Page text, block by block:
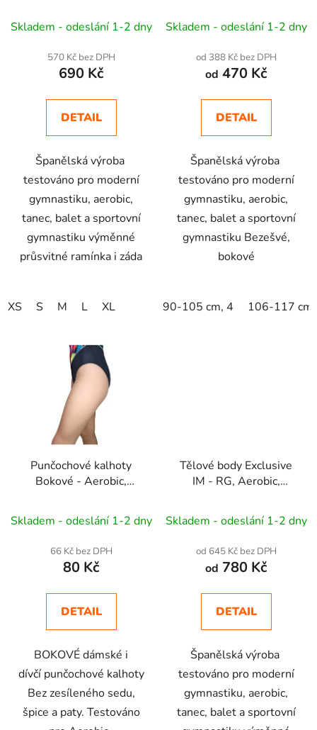
Skladem - odeslání 1-2 dny
570 Kč bez DPH
690 Kč
DETAIL
Španělská výroba
testováno pro moderní
gymnastiku, aerobic,
tanec, balet a sportovní
gymnastiku výměnné
průsvitné ramínka i záda
XS S M L XL
Skladem - odeslání 1-2 dny
od 388 Kč bez DPH
od 470 Kč
DETAIL
Španělská výroba
testováno pro moderní
gymnastiku, aerobic,
tanec, balet a sportovní
gymnastiku Bezešvé,
bokové
90-105 cm, 4 106-117
Punčochové kalhoty
Bokové - Aerobic,
Skladem - odeslání 1-2 dny
66 Kč bez DPH
80 Kč
DETAIL
BOKOVÉ dámské i
dívčí punčochové kalhoty
Bez zesíleného sedu,
špice a paty. Testováno
Tělové body Exclusive
IM - RG, Aerobic,
Skladem - odeslání 1-2 dny
od 645 Kč bez DPH
od 780 Kč
DETAIL
Španělská výroba
testováno pro moderní
gymnastiku, aerobic,
tanec, balet a sportovní